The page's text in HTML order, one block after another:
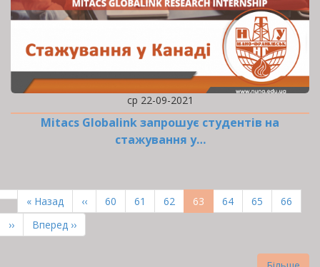
ср 22-09-2021
Mitacs Globalink запрошує студентів на
стажування у…
НА
СТОРІНКИ
Перша
сторінка
« Назад
Попередня
сторінка
‹‹ Page
60 Page
61 Page
62
Поточна
сторінка
63 Page
64 Page
65 Page
66
Наступна
сторінка
››
Остання
сторінка
Вперед ››